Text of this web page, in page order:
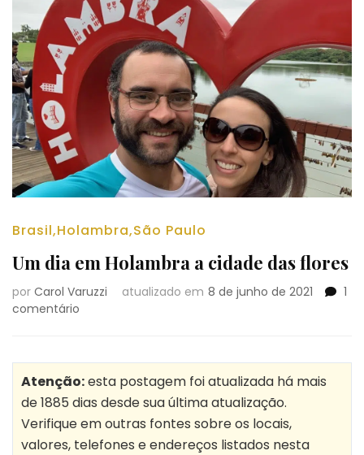
Brasil,Holambra,São Paulo
Um dia em Holambra a cidade das flores
por Carol Varuzzi atualizado em 8 de junho de 2021
1
comentário
em
Holambra
cidade
das
flores
Atenção:esta postagem foi atualizada há mais
de 1885 dias desde sua última atualização.
Verifique em outras fontes sobre os locais,
valores, telefones e endereços listados nesta